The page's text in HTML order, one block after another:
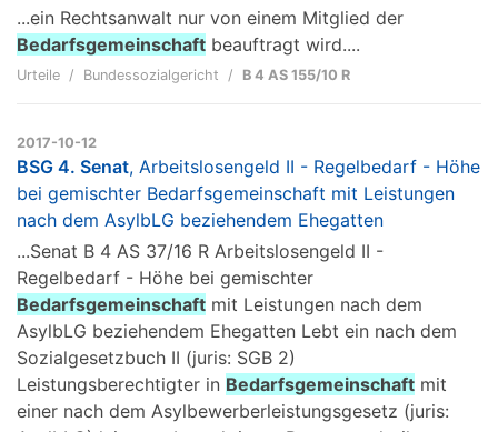
...ein Rechtsanwalt nur von einem Mitglied der
Bedarfsgemeinschaft beauftragt wird....
Urteile Bundessozialgericht B 4 AS 155/10 R
2017-10-12
BSG 4. Senat, Arbeitslosengeld II - Regelbedarf - Höhe
bei gemischter Bedarfsgemeinschaft mit Leistungen
nach dem AsylbLG beziehendem Ehegatten
...Senat B 4 AS 37/16 R Arbeitslosengeld II -
Regelbedarf - Höhe bei gemischter
Bedarfsgemeinschaft mit Leistungen nach dem
AsylbLG beziehendem Ehegatten Lebt ein nach dem
Sozialgesetzbuch II (juris: SGB 2)
Leistungsberechtigter in Bedarfsgemeinschaft mit
einer nach dem Asylbewerberleistungsgesetz (juris: